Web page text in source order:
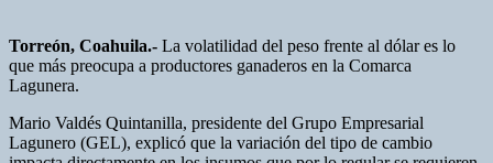
Torreón, Coahuila.- La volatilidad del peso frente al dólar es lo
que más preocupa a productores ganaderos en la Comarca
Lagunera.
Mario Valdés Quintanilla, presidente del Grupo Empresarial
Lagunero (GEL), explicó que la variación del tipo de cambio